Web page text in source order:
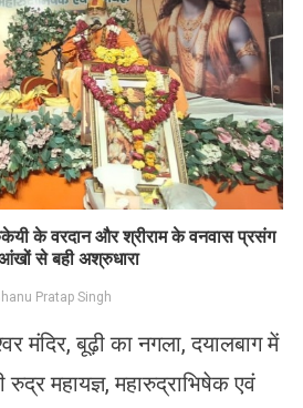
के वरदान और श्रीराम के वनवास प्रसंग
से बही अश्रुधारा
Pratap Singh
मंदिर, बूढ़ी का नगला, दयालबाग में
महायज्ञ, महारुद्राभिषेक एवं